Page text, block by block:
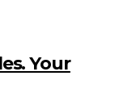
Your